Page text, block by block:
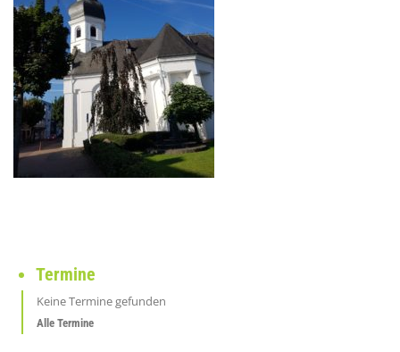
Termine
Keine Termine gefunden
Alle Termine